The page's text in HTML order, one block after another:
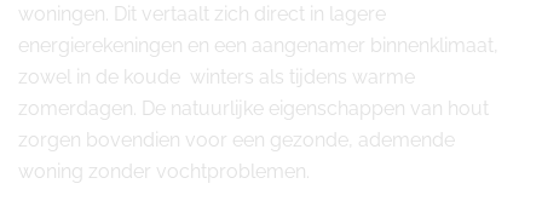
woningen. Dit vertaalt zich direct in lagere
energierekeningen en een aangenamer binnenklimaat,
zowel in de koude winters als tijdens warme
zomerdagen. De natuurlijke eigenschappen van hout
zorgen bovendien voor een gezonde, ademende
woning zonder vochtproblemen.